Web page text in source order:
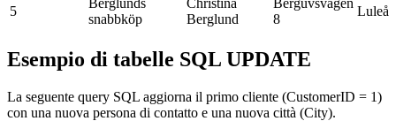
5
Berglunds
snabbköp
Christina
Berglund
Berguvsvägen
8
Luleå
Esempio di tabelle SQL UPDATE
La seguente query SQL aggiorna il primo cliente (CustomerID = 1)
con una nuova persona di contatto e una nuova città (City).